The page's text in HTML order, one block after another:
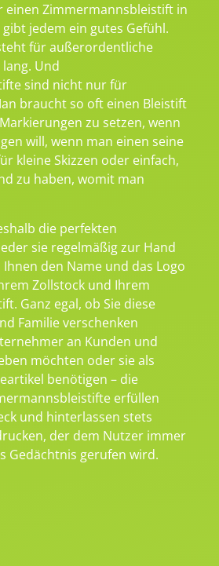
einen Zimmermannsbleistift in
jedem ein gutes Gefühl.
für außerordentliche
Und
sind nicht nur für
braucht so oft einen Bleistift
zu setzen, wenn
will, wenn man einen seine
kleine Skizzen oder einfach,
zu haben, womit man
die perfekten
sie regelmäßig zur Hand
den Name und das Logo
Zollstock und Ihrem
Ganz egal, ob Sie diese
Familie verschenken
an Kunden und
möchten oder sie als
benötigen – die
erfüllen
und hinterlassen stets
der dem Nutzer immer
Gedächtnis gerufen wird.